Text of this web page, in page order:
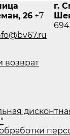
26 +7
г.
возврат